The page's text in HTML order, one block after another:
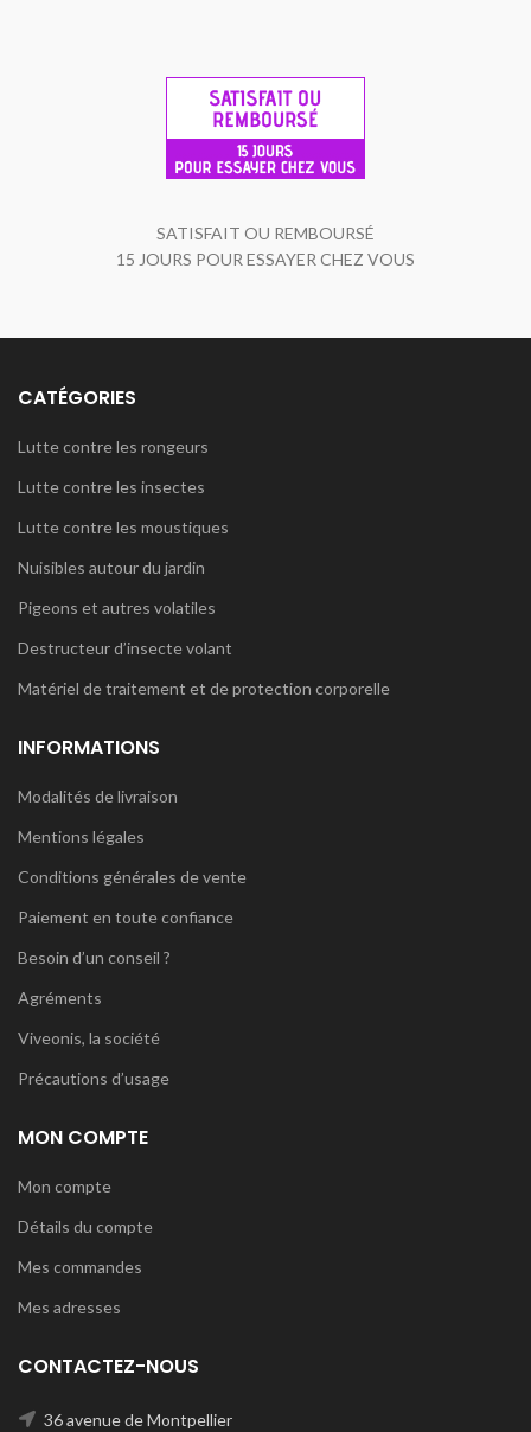
SATISFAIT OU REMBOURSÉ
15 JOURS POUR ESSAYER CHEZ VOUS
CATÉGORIES
Lutte contre les rongeurs
Lutte contre les insectes
Lutte contre les moustiques
Nuisibles autour du jardin
Pigeons et autres volatiles
Destructeur d’insecte volant
Matériel de traitement et de protection corporelle
INFORMATIONS
Modalités de livraison
Mentions légales
Conditions générales de vente
Paiement en toute confiance
Besoin d’un conseil ?
Agréments
Viveonis, la société
Précautions d’usage
MON COMPTE
Mon compte
Détails du compte
Mes commandes
Mes adresses
CONTACTEZ-NOUS
36 avenue de Montpellier